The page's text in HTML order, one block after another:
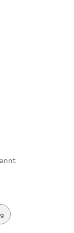
SATOSHI nimmt
Satoshi
im